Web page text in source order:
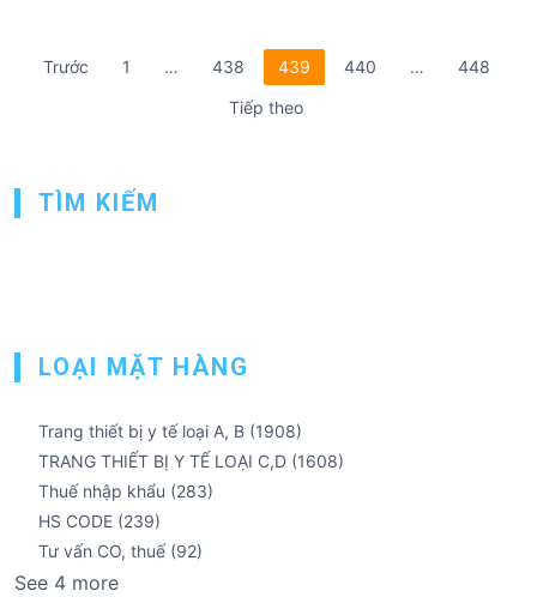
t
g
b
ế
Trước 1 … 438 439 440 …
448
Tiếp theo
TÌM KIẾM
LOẠI MẶT HÀNG
Trang thiết bị y tế loại A, B (1908)
TRANG THIẾT BỊ Y TẾ LOẠI C,D (1608)
Thuế nhập khẩu (283)
HS CODE (239)
Tư vấn CO, thuế (92)
See 4 more